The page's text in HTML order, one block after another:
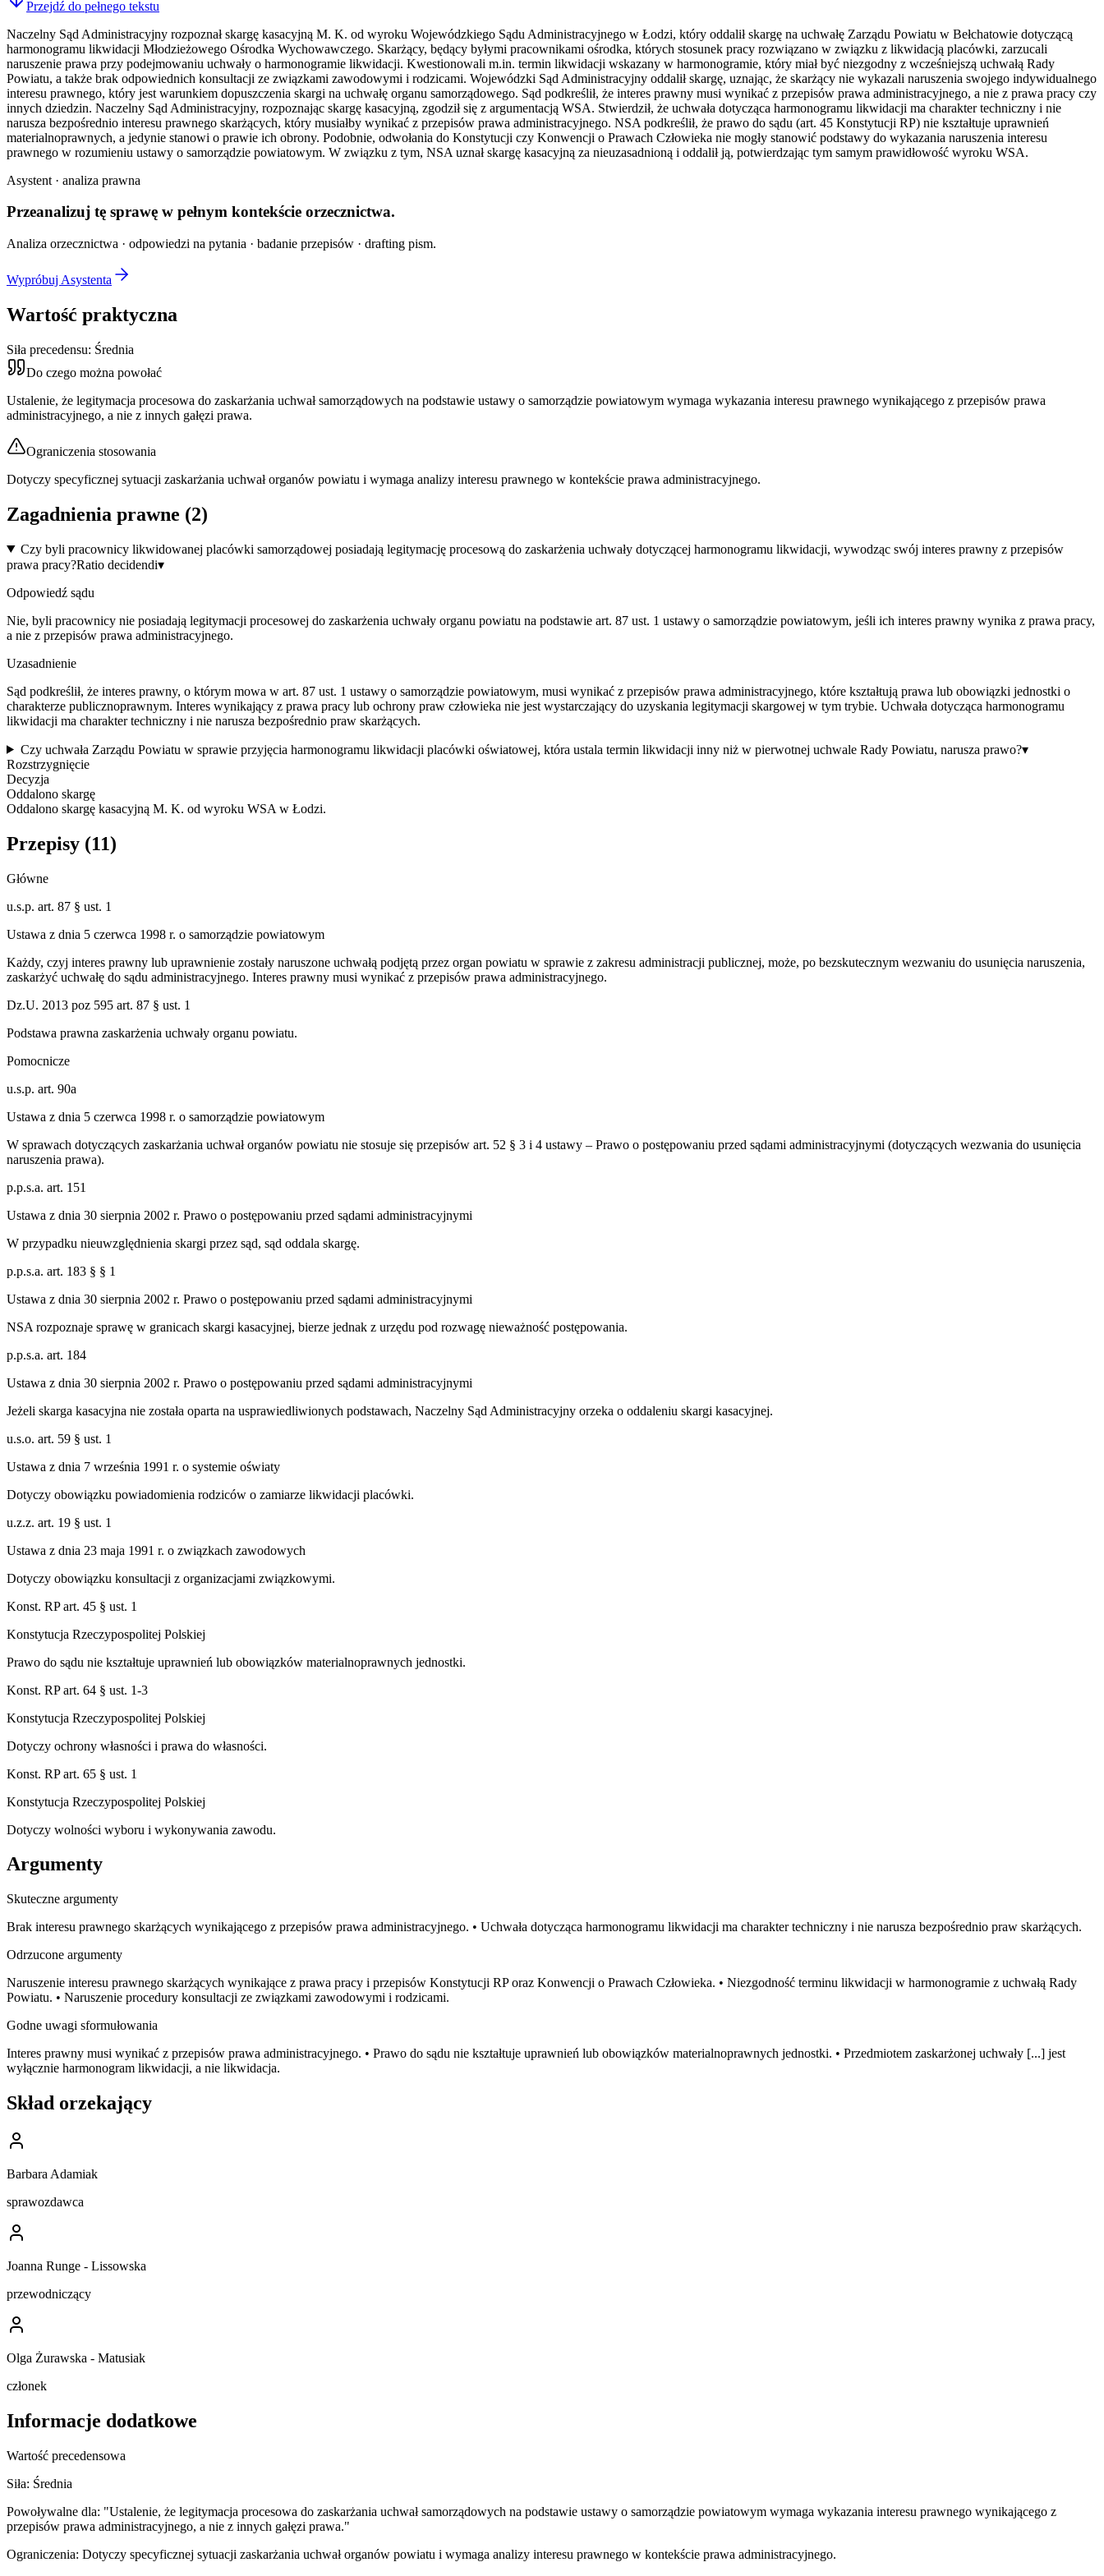
Przejdź do pełnego tekstu
Naczelny Sąd Administracyjny rozpoznał skargę kasacyjną M. K. od wyroku Wojewódzkiego Sądu Administracyjnego w Łodzi, który oddalił skargę na uchwałę Zarządu Powiatu w Bełchatowie dotyczącą
harmonogramu likwidacji Młodzieżowego Ośrodka Wychowawczego. Skarżący, będący byłymi pracownikami ośrodka, których stosunek pracy rozwiązano w związku z likwidacją placówki, zarzucali
naruszenie prawa przy podejmowaniu uchwały o harmonogramie likwidacji. Kwestionowali m.in. termin likwidacji wskazany w harmonogramie, który miał być niezgodny z wcześniejszą uchwałą Rady
Powiatu, a także brak odpowiednich konsultacji ze związkami zawodowymi i rodzicami. Wojewódzki Sąd Administracyjny oddalił skargę, uznając, że skarżący nie wykazali naruszenia swojego indywidualnego
interesu prawnego, który jest warunkiem dopuszczenia skargi na uchwałę organu samorządowego. Sąd podkreślił, że interes prawny musi wynikać z przepisów prawa administracyjnego, a nie z prawa pracy czy
innych dziedzin. Naczelny Sąd Administracyjny, rozpoznając skargę kasacyjną, zgodził się z argumentacją WSA. Stwierdził, że uchwała dotycząca harmonogramu likwidacji ma charakter techniczny i nie
narusza bezpośrednio interesu prawnego skarżących, który musiałby wynikać z przepisów prawa administracyjnego. NSA podkreślił, że prawo do sądu (art. 45 Konstytucji RP) nie kształtuje uprawnień
materialnoprawnych, a jedynie stanowi o prawie ich obrony. Podobnie, odwołania do Konstytucji czy Konwencji o Prawach Człowieka nie mogły stanowić podstawy do wykazania naruszenia interesu
prawnego w rozumieniu ustawy o samorządzie powiatowym. W związku z tym, NSA uznał skargę kasacyjną za nieuzasadnioną i oddalił ją, potwierdzając tym samym prawidłowość wyroku WSA.
Asystent · analiza prawna
Przeanalizuj tę sprawę w pełnym kontekście orzecznictwa.
Analiza orzecznictwa · odpowiedzi na pytania · badanie przepisów · drafting pism.
Wypróbuj Asystenta
Wartość praktyczna
Siła precedensu: Średnia
Do czego można powołać
Ustalenie, że legitymacja procesowa do zaskarżania uchwał samorządowych na podstawie ustawy o samorządzie powiatowym wymaga wykazania interesu prawnego wynikającego z przepisów prawa
administracyjnego, a nie z innych gałęzi prawa.
Ograniczenia stosowania
Dotyczy specyficznej sytuacji zaskarżania uchwał organów powiatu i wymaga analizy interesu prawnego w kontekście prawa administracyjnego.
Zagadnienia prawne (2)
Czy byli pracownicy likwidowanej placówki samorządowej posiadają legitymację procesową do zaskarżenia uchwały dotyczącej harmonogramu likwidacji, wywodząc swój interes prawny z przepisów
prawa pracy?Ratio decidendi▾
Odpowiedź sądu
Nie, byli pracownicy nie posiadają legitymacji procesowej do zaskarżenia uchwały organu powiatu na podstawie art. 87 ust. 1 ustawy o samorządzie powiatowym, jeśli ich interes prawny wynika z prawa pracy,
a nie z przepisów prawa administracyjnego.
Uzasadnienie
Sąd podkreślił, że interes prawny, o którym mowa w art. 87 ust. 1 ustawy o samorządzie powiatowym, musi wynikać z przepisów prawa administracyjnego, które kształtują prawa lub obowiązki jednostki o
charakterze publicznoprawnym. Interes wynikający z prawa pracy lub ochrony praw człowieka nie jest wystarczający do uzyskania legitymacji skargowej w tym trybie. Uchwała dotycząca harmonogramu
likwidacji ma charakter techniczny i nie narusza bezpośrednio praw skarżących.
Czy uchwała Zarządu Powiatu w sprawie przyjęcia harmonogramu likwidacji placówki oświatowej, która ustala termin likwidacji inny niż w pierwotnej uchwale Rady Powiatu, narusza prawo?▾
Rozstrzygnięcie
Decyzja
Oddalono skargę
Oddalono skargę kasacyjną M. K. od wyroku WSA w Łodzi.
Przepisy (11)
Główne
u.s.p. art. 87 § ust. 1
Ustawa z dnia 5 czerwca 1998 r. o samorządzie powiatowym
Każdy, czyj interes prawny lub uprawnienie zostały naruszone uchwałą podjętą przez organ powiatu w sprawie z zakresu administracji publicznej, może, po bezskutecznym wezwaniu do usunięcia naruszenia,
zaskarżyć uchwałę do sądu administracyjnego. Interes prawny musi wynikać z przepisów prawa administracyjnego.
Dz.U. 2013 poz 595 art. 87 § ust. 1
Podstawa prawna zaskarżenia uchwały organu powiatu.
Pomocnicze
u.s.p. art. 90a
Ustawa z dnia 5 czerwca 1998 r. o samorządzie powiatowym
W sprawach dotyczących zaskarżania uchwał organów powiatu nie stosuje się przepisów art. 52 § 3 i 4 ustawy – Prawo o postępowaniu przed sądami administracyjnymi (dotyczących wezwania do usunięcia
naruszenia prawa).
p.p.s.a. art. 151
Ustawa z dnia 30 sierpnia 2002 r. Prawo o postępowaniu przed sądami administracyjnymi
W przypadku nieuwzględnienia skargi przez sąd, sąd oddala skargę.
p.p.s.a. art. 183 § § 1
Ustawa z dnia 30 sierpnia 2002 r. Prawo o postępowaniu przed sądami administracyjnymi
NSA rozpoznaje sprawę w granicach skargi kasacyjnej, bierze jednak z urzędu pod rozwagę nieważność postępowania.
p.p.s.a. art. 184
Ustawa z dnia 30 sierpnia 2002 r. Prawo o postępowaniu przed sądami administracyjnymi
Jeżeli skarga kasacyjna nie została oparta na usprawiedliwionych podstawach, Naczelny Sąd Administracyjny orzeka o oddaleniu skargi kasacyjnej.
u.s.o. art. 59 § ust. 1
Ustawa z dnia 7 września 1991 r. o systemie oświaty
Dotyczy obowiązku powiadomienia rodziców o zamiarze likwidacji placówki.
u.z.z. art. 19 § ust. 1
Ustawa z dnia 23 maja 1991 r. o związkach zawodowych
Dotyczy obowiązku konsultacji z organizacjami związkowymi.
Konst. RP art. 45 § ust. 1
Konstytucja Rzeczypospolitej Polskiej
Prawo do sądu nie kształtuje uprawnień lub obowiązków materialnoprawnych jednostki.
Konst. RP art. 64 § ust. 1-3
Konstytucja Rzeczypospolitej Polskiej
Dotyczy ochrony własności i prawa do własności.
Konst. RP art. 65 § ust. 1
Konstytucja Rzeczypospolitej Polskiej
Dotyczy wolności wyboru i wykonywania zawodu.
Argumenty
Skuteczne argumenty
Brak interesu prawnego skarżących wynikającego z przepisów prawa administracyjnego. • Uchwała dotycząca harmonogramu likwidacji ma charakter techniczny i nie narusza bezpośrednio praw skarżących.
Odrzucone argumenty
Naruszenie interesu prawnego skarżących wynikające z prawa pracy i przepisów Konstytucji RP oraz Konwencji o Prawach Człowieka. • Niezgodność terminu likwidacji w harmonogramie z uchwałą Rady
Powiatu. • Naruszenie procedury konsultacji ze związkami zawodowymi i rodzicami.
Godne uwagi sformułowania
Interes prawny musi wynikać z przepisów prawa administracyjnego. • Prawo do sądu nie kształtuje uprawnień lub obowiązków materialnoprawnych jednostki. • Przedmiotem zaskarżonej uchwały [...] jest
wyłącznie harmonogram likwidacji, a nie likwidacja.
Skład orzekający
Barbara Adamiak
sprawozdawca
Joanna Runge - Lissowska
przewodniczący
Olga Żurawska - Matusiak
członek
Informacje dodatkowe
Wartość precedensowa
Siła: Średnia
Powoływalne dla: "Ustalenie, że legitymacja procesowa do zaskarżania uchwał samorządowych na podstawie ustawy o samorządzie powiatowym wymaga wykazania interesu prawnego wynikającego z
przepisów prawa administracyjnego, a nie z innych gałęzi prawa."
Ograniczenia: Dotyczy specyficznej sytuacji zaskarżania uchwał organów powiatu i wymaga analizy interesu prawnego w kontekście prawa administracyjnego.